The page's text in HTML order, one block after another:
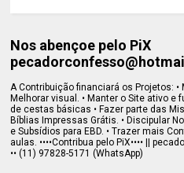
Nos abençoe pelo PiX
A Contribuição financiará os Projetos: •
Melhorar visual. • Manter o Site ativo e
de cestas básicas • Fazer parte das
Bíblias Impressas Grátis. • Discipular
e Subsídios para EBD. • Trazer mais
aulas. ••••Contribua pelo PiX•••• ||
•• (11) 97828-5171 (WhatsApp)